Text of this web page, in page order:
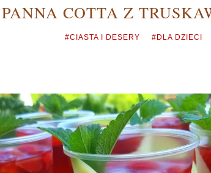
PANNA COTTA Z
#CIASTA I DESERY #DLA DZIECI